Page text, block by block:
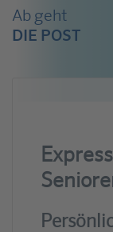
Ab geht
DIE POST